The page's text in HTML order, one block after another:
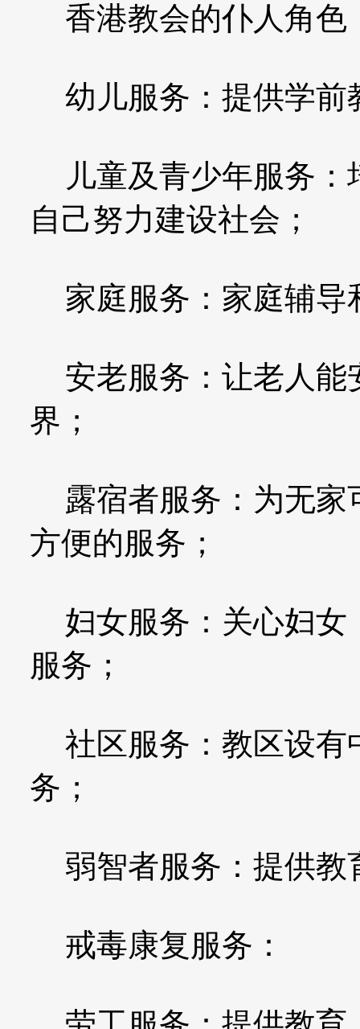
香港教会的仆人角色
幼儿服务：提供学前
儿童及青少年服务：
自己努力建设社会；
家庭服务：家庭辅导
安老服务：让老人能
界；
露宿者服务：为无家
方便的服务；
妇女服务：关心妇女
服务；
社区服务：教区设有
务；
弱智者服务：提供教
戒毒康复服务：